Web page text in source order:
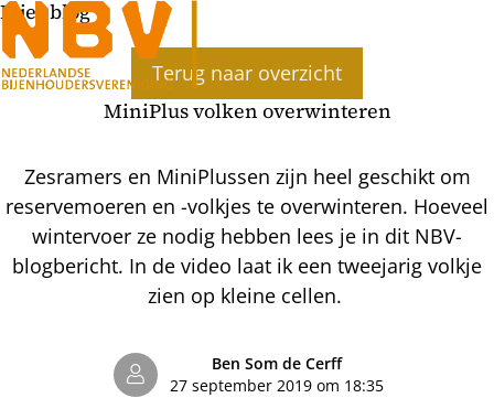
Bijenblog
Terug naar overzicht
MiniPlus volken overwinteren
Zesramers en MiniPlussen zijn heel geschikt om
reservemoeren en -volkjes te overwinteren. Hoeveel
wintervoer ze nodig hebben lees je in dit NBV-
blogbericht. In de video laat ik een tweejarig volkje
zien op kleine cellen.
Ben Som de Cerff
27 september 2019 om 18:35